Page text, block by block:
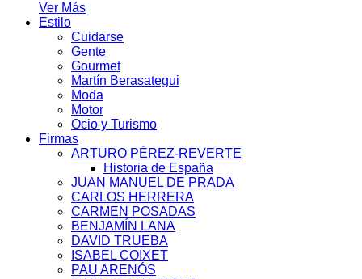
Ver Más
Estilo
Cuidarse
Gente
Gourmet
Martín Berasategui
Moda
Motor
Ocio y Turismo
Firmas
ARTURO PÉREZ-REVERTE
Historia de España
JUAN MANUEL DE PRADA
CARLOS HERRERA
CARMEN POSADAS
BENJAMÍN LANA
DAVID TRUEBA
ISABEL COIXET
PAU ARENÓS